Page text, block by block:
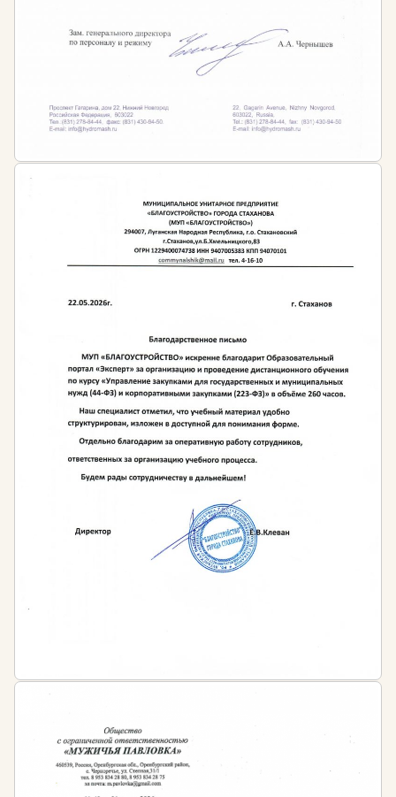
Знать основы налогообложения
предпринимательской деятельности, её учета и
Взаимодействовать с кредитными
организациями
компании
Требования к образованию для обучения в сфере
управления бизнесом:
наличие среднего профессионального или
высшего образования в любой сфере
Требований к образованию для работы в качестве
юридического лица или индивидуального
предпринимателя законодательство не
предъявляет. Несмотря на это специалистам
рекомендуется проходить программы
дополнительного профессионального образования
с целью поддержания необходимого уровня
знаний и практических навыков в области
Периодичность обучения:
После окончания курса обучающийся получает
установленного государством образца с
повышения квалификации. Это важно для того,
изменениях в действующем законодательстве, а
также, чтобы в период сложных экономических
процессов бизнес мог выстоять. Новые